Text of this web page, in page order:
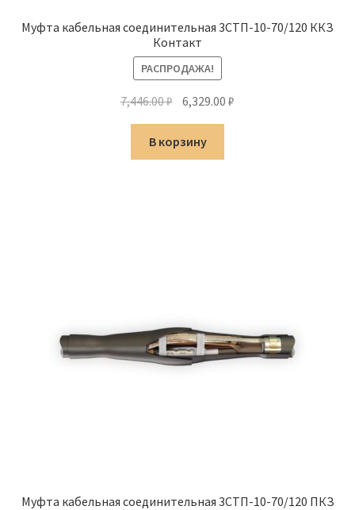
Муфта кабельная соединительная 3СТП-10-70/120 ККЗ
Контакт
РАСПРОДАЖА!
7,446.00₽ Первоначальная
составляла
7,446.00 ₽.
6,329.00₽
В корзину
Муфта кабельная соединительная 3СТП-10-70/120 ПКЗ